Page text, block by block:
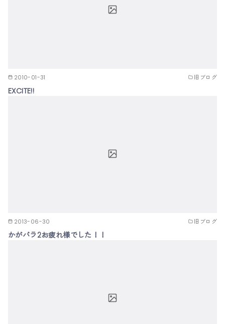
2010-01-31 旧ブログ
EXCITE!!
2013-06-30 旧ブログ
かがパラ2お疲れ様でした！！